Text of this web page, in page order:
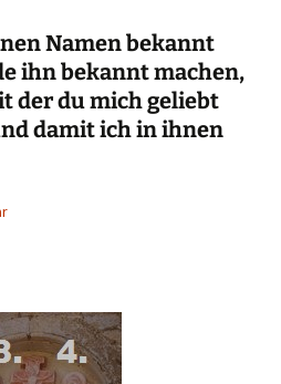
Namen bekannt
ihn bekannt machen,
der du mich geliebt
damit ich in ihnen